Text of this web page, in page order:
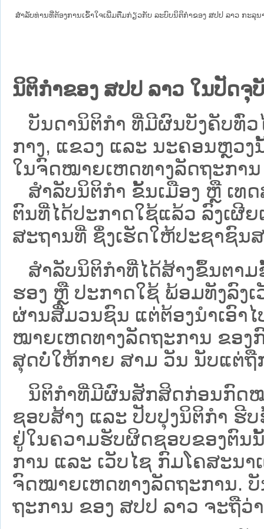
ສໍາລັບທ່ານທີ່ຕ້ອງການເຂົ້າໃຈເພີ່ມຕື່ມກ່ຽວກັບ ລະບົບນິຕິກຳຂອງ ສປປ ລາວ ກະລຸນ
ນິຕິກຳຂອງ ສປປ ລາວ ໃນປັດ
ບັນດານິຕິກໍາ ທີ່ມີຜົນບັງຄັບທົ່
ກາງ, ແຂວງ ແລະ ນະຄອນຫຼວ
ໃນຈົດໝາຍເຫດທາງລັດຖະການ
ສຳລັບນິ​ຕິ​ກຳ ຂັ້ນເມືອງ ຫຼື ເທ
ຕົນທີ່ໄດ້ປະກາດໃຊ້ແລ້ວ ລົງ​ເຜີ
ສະຖານທີ່ ຊຶ່ງເຮັດໃຫ້ປະຊາຊົນສ
ສໍາລັບນິຕິກໍາທີ່ໄດ້ສ້າງຂຶ້ນຕາ
ຮອງ ຫຼື ປະກາດໃຊ້ ພ້ອມທັງລົງ
ຜ່ານສື່ມວນຊົນ ແຕ່ຕ້ອງນໍາເອົາ
ໝາຍ​ເຫດ​ທາງ​ລັດ​ຖະ​ການ​ ຂອ
ສຸດບໍ່ໃຫ້ກາຍ ສາມ ວັນ ນັບແຕ່ຖື
ນິ​ຕິ​ກຳ​ທີ່​ມີ​ຜົນ​ສັກ​ສິດ​ກ່ອນ​ກົດ​ໝ
ຊອບ​ສ້າງ ແລະ ປັບ​ປຸງນິ​ຕິ​ກຳ ຮີ
ຢູ່ໃນຄວາມຮັບຜິດຊອບຂອງຕົນ
ການ ແລະ ເວັບໄຊ​ ກົມໂຄສະນ
ຈົດໝາຍເຫດທາງລັດຖະການ.
ຖະ​ການ ຂອງ ສປ​ປ ລາວ ​ຈະຖື​